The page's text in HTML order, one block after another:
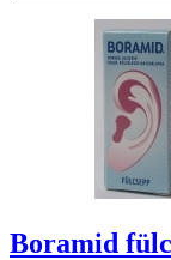
Boramid